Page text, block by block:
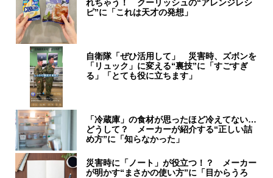
れちゃう！ クーリッシュの“アレンジレシ
ピ”に「これは天才の発想」
自衛隊「ぜひ活用して」 災害時、ズボンを
「リュック」に変える“裏技”に「すごすぎ
る」「とても役に立ちます」
「冷蔵庫」の食材が思ったほど冷えてない…
どうして？ メーカーが紹介する“正しい詰
め方”に「知らなかった」
災害時に「ノート」が役立つ！？ メーカー
が明かす“まさかの使い方”に「目からうろ